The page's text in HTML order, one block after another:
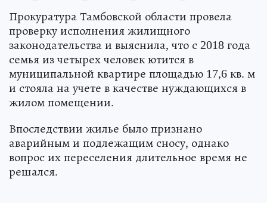
Прокуратура Тамбовской области провела
проверку исполнения жилищного
законодательства и выяснила, что с 2018 года
семья из четырех человек ютится в
муниципальной квартире площадью 17,6 кв. м
и стояла на учете в качестве нуждающихся в
жилом помещении.
Впоследствии жилье было признано
аварийным и подлежащим сносу, однако
вопрос их переселения длительное время не
решался.